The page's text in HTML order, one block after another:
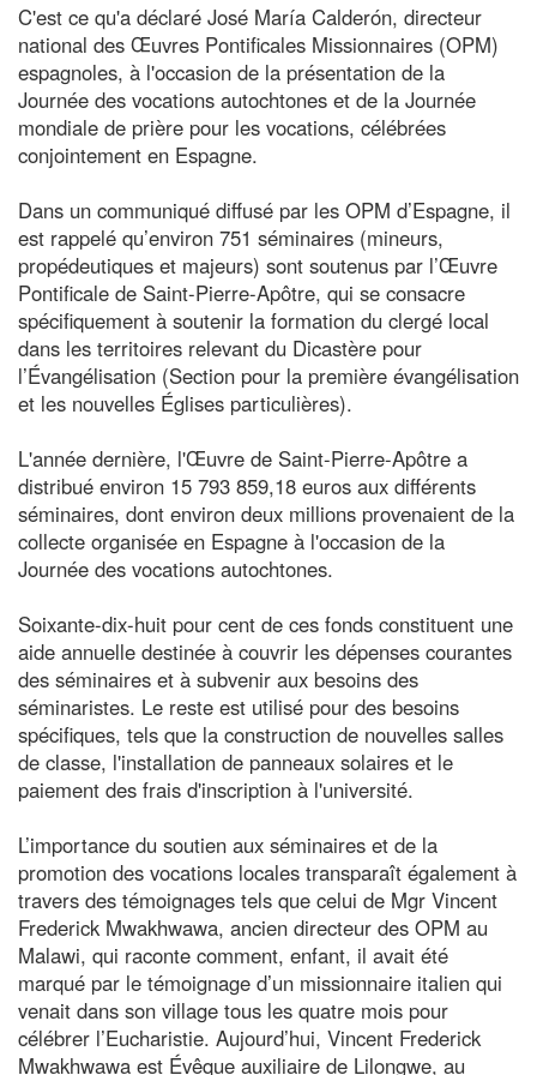
C'est ce qu'a déclaré José María Calderón, directeur
national des Œuvres Pontificales Missionnaires (OPM)
espagnoles, à l'occasion de la présentation de la
Journée des vocations autochtones et de la Journée
mondiale de prière pour les vocations, célébrées
conjointement en Espagne.
Dans un communiqué diffusé par les OPM d’Espagne, il
est rappelé qu’environ 751 séminaires (mineurs,
propédeutiques et majeurs) sont soutenus par l’Œuvre
Pontificale de Saint-Pierre-Apôtre, qui se consacre
spécifiquement à soutenir la formation du clergé local
dans les territoires relevant du Dicastère pour
l’Évangélisation (Section pour la première évangélisation
et les nouvelles Églises particulières).
L'année dernière, l'Œuvre de Saint-Pierre-Apôtre a
distribué environ 15 793 859,18 euros aux différents
séminaires, dont environ deux millions provenaient de la
collecte organisée en Espagne à l'occasion de la
Journée des vocations autochtones.
Soixante-dix-huit pour cent de ces fonds constituent une
aide annuelle destinée à couvrir les dépenses courantes
des séminaires et à subvenir aux besoins des
séminaristes. Le reste est utilisé pour des besoins
spécifiques, tels que la construction de nouvelles salles
de classe, l'installation de panneaux solaires et le
paiement des frais d'inscription à l'université.
L’importance du soutien aux séminaires et de la
promotion des vocations locales transparaît également à
travers des témoignages tels que celui de Mgr Vincent
Frederick Mwakhwawa, ancien directeur des OPM au
Malawi, qui raconte comment, enfant, il avait été
marqué par le témoignage d’un missionnaire italien qui
venait dans son village tous les quatre mois pour
célébrer l’Eucharistie. Aujourd’hui, Vincent Frederick
Mwakhwawa est Évêque auxiliaire de Lilongwe, au